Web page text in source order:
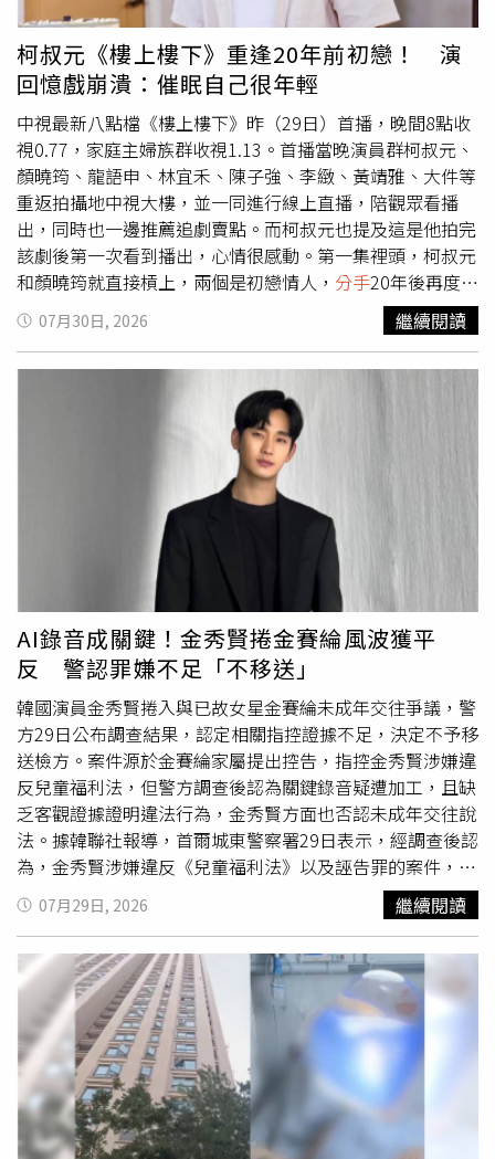
經提醒，剩下只能由她自己承擔」。還有不少網友分享自身
或親友的經驗，表示曾遇過另一半婚前就有約砲、買春念
頭，婚後最終演變成外遇、離婚收場；也有人因婆婆長期干
涉婚姻而痛苦多年，勸女方若已經看見這些警訊，就應該趁
還沒有孩子、牽涉更深之前及早停損，否則未來若再面臨婚
姻、育兒及婆媳問題，只會讓離開變得更加困難。
Jony掌鏡拍攝的生活照，包括托腮、嘟嘴等畫面，被不少
網友認為已是大方公開戀情。綜合港媒報導，Jony來自台
灣，兩人其實早已多次同遊。去年7月一起前往泰國旅遊，
在曼谷欣賞夜景時，Jony曾在社群寫下「Fly into the
clouds（飛向雲端）」向何超雲示愛；同年8月兩人再赴葡
萄牙及法國旅行，並在巴黎鐵塔前手持愛心氣球留下合影；
10月又一起到日本京都旅遊，換上和服拍攝紀念照，Jony
當時還寫下「6 months still my favorite view（6個月了，
依然是我最喜歡的風景）」，顯示兩人交往當時已滿半年。
去年底，兩人也曾一同欣賞楊千嬅演唱會並公開合照。依時
間推算，兩人目前交往已超過一年，感情相當穩定。除了戀
情受到矚目，Jony的事業背景也引起討論。據了解，他早
年與友人共同創立音樂派對品牌，策劃派對及展覽活動，之
後跨足豪宅市場，成立高端房地產銷售品牌，主要經營台灣
高價豪宅物件，近年更將事業版圖拓展至日本，並傳出有意
進一步發展香港豪宅市場。從泰國、葡萄牙、法國、日本京
都到近期再度一起出遊欣賞夜景，何超雲與Jony一路留下
不少甜蜜足跡。雖然雙方至今仍未正式對外認愛，但隨著何
超雲愈來愈大方分享兩人的親密互動，不少媒體也認為，這
次公開頭貼頭、摟腰合照，形同首度正式公開男友身分，也
讓這段戀情更加明朗。
柯叔元《樓上樓下》重逢20年前初戀！ 演
回憶戲崩潰：催眠自己很年輕
中視最新八點檔《樓上樓下》昨（29日）首播，晚間8點收
視0.77，家庭主婦族群收視1.13。首播當晚演員群柯叔元、
顏曉筠、龍語申、林宜禾、陳子強、李緻、黃靖雅、大件等
重返拍攝地中視大樓，並一同進行線上直播，陪觀眾看播
出，同時也一邊推薦追劇賣點。而柯叔元也提及這是他拍完
該劇後第一次看到播出，心情很感動。第一集裡頭，柯叔元
和顏曉筠就直接槓上，兩個是初戀情人， 分手20年後再度重
逢，因為心結而針鋒相對，講話講到咬牙切齒，柯叔元透露
這是當天現場的即興演出，「導播希望我生氣一點，但我不
想用大呼小叫的方式，於是就咬牙切齒，導播看了就一直
笑，要我就這樣演。」對戲的顏曉筠也跟著配合：「現場突
然有什麼好玩的，就大家一起玩。」因為《樓上樓下》是生
活感十足的輕喜劇，柯叔元提到，「大家劇本都沒有看到很
熟，因為這樣反而不好演，還是要有點即興在裡面。」柯叔
元（右）和顏曉筠（左）劇中針鋒相對。（圖／中視）當眾
人看到柯叔元和顏曉筠的回憶戲時，龍語申立刻對柯叔元
說，「你也跟我一樣把瀏海放下來喔，果然是父子」，柯叔
元則開玩笑說，「所有的回憶戲對我都蠻折磨的，我一直要
催眠我自己，我很年輕我很年輕。」話一出在場眾人都笑
翻，而這場戲也讓顏曉筠印象深刻，「拍這場時我們兩個是
一條過。」李緻在劇中所飾演的「葉菁菁」也引發討論，她
中年喪偶所以繼承大筆遺產，直播時其他演員都稱她是「身
懷鉅款的寡婦」，還有網友搞笑留言說她是「剋夫富婆」。
當進行直播時，李緻被抓包放空看著前方，柯叔元忍不住開
她玩笑：「妳還在想早上的股票啊。」劇中與她有不少對戲
的陳子強也爆料：「有時跟她對戲的時候，已經開始了，她
就這樣（眼神放空狀態）。」李緻則解釋是因為在片場時，
自己看到大家在演戲，都展現專業演員的一面，「我會自己
看著看著就入戲，然後就忘記要接話，不自覺就變成觀
眾。」這部連演員都看到入戲的療癒系輕喜劇《樓上樓下》
周一至周五晚間8點在中視頻道播出。柯叔元攜演員群進行
線上直播強力宣傳。（圖／中視）
07月30日, 2026 繼續閱讀
AI錄音成關鍵！金秀賢捲金賽綸風波獲平
反 警認罪嫌不足「不移送」
韓國演員金秀賢捲入與已故女星金賽綸未成年交往爭議，警
方29日公布調查結果，認定相關指控證據不足，決定不予移
送檢方。案件源於金賽綸家屬提出控告，指控金秀賢涉嫌違
反兒童福利法，但警方調查後認為關鍵錄音疑遭加工，且缺
乏客觀證據證明違法行為，金秀賢方面也否認未成年交往說
法。據韓聯社報導，首爾城東警察署29日表示，經調查後認
為，金秀賢涉嫌違反《兒童福利法》以及誣告罪的案件，因
缺乏足以證明犯罪事實的客觀證據，因此決定不予移送。回
顧經過，YouTube頻道「橫豎研究所」於2025年3月爆料，
聲稱金秀賢與金賽綸自她15歲起交往長達6年，引發外界高
度關注。另一方面，金賽綸家屬於2025年5月提出告訴，指
控金秀賢在女方尚未成年時便與其交往，涉嫌違反相關法律
規定。家屬曾在記者會上公開1段據稱是金賽綸生前與友人
的對話錄音，內容提到「從國中時期開始交往，到上大學後
分手」等說法。面對爭議，金秀賢承認2人過去確曾交往，
但強調雙方交往期間並非金賽綸未成年時期。至於女方家屬
提出的錄音，金秀賢方面也提出反駁，認為該錄音疑似透過
07月29日, 2026 繼續閱讀